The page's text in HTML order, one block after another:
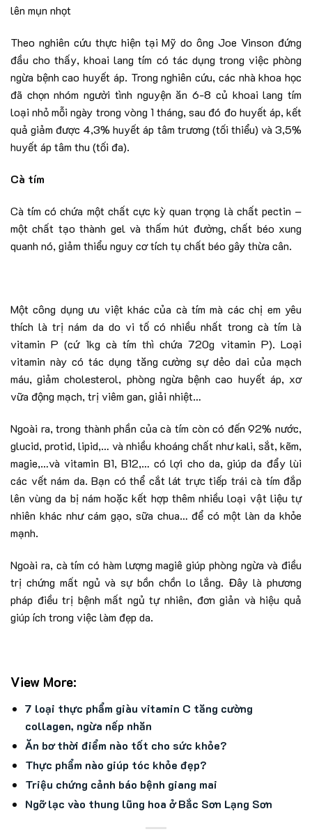
lên mụn nhọt
Theo nghiên cứu thực hiện tại Mỹ do ông Joe Vinson đứng
đầu cho thấy, khoai lang tím có tác dụng trong việc phòng
ngừa bệnh cao huyết áp. Trong nghiên cứu, các nhà khoa học
đã chọn nhóm người tình nguyện ăn 6-8 củ khoai lang tím
loại nhỏ mỗi ngày trong vòng 1 tháng, sau đó đo huyết áp, kết
quả giảm được 4,3% huyết áp tâm trương (tối thiểu) và 3,5%
huyết áp tâm thu (tối đa).
Cà tím
Cà tím có chứa một chất cực kỳ quan trọng là chất pectin –
một chất tạo thành gel và thấm hút đường, chất béo xung
quanh nó, giảm thiểu nguy cơ tích tụ chất béo gây thừa cân.
Một công dụng ưu việt khác của cà tím mà các chị em yêu
thích là trị nám da do vi tố có nhiều nhất trong cà tím là
vitamin P (cứ 1kg cà tím thì chứa 720g vitamin P). Loại
vitamin này có tác dụng tăng cường sự dẻo dai của mạch
máu, giảm cholesterol, phòng ngừa bệnh cao huyết áp, xơ
vữa động mạch, trị viêm gan, giải nhiệt…
Ngoài ra, trong thành phần của cà tím còn có đến 92% nước,
glucid, protid, lipid,… và nhiều khoáng chất như kali, sắt, kẽm,
magie,…và vitamin B1, B12,… có lợi cho da, giúp da đẩy lùi
các vết nám da. Bạn có thể cắt lát trực tiếp trái cà tím đắp
lên vùng da bị nám hoặc kết hợp thêm nhiều loại vật liệu tự
nhiên khác như cám gạo, sữa chua… để có một làn da khỏe
mạnh.
Ngoài ra, cà tím có hàm lượng magiê giúp phòng ngừa và điều
trị chứng mất ngủ và sự bồn chồn lo lắng. Đây là phương
pháp điều trị bệnh mất ngủ tự nhiên, đơn giản và hiệu quả
giúp ích trong việc làm đẹp da.
View More:
7 loại thực phẩm giàu vitamin C tăng cường
collagen, ngừa nếp nhăn
Ăn bơ thời điểm nào tốt cho sức khỏe?
Thực phẩm nào giúp tóc khỏe đẹp?
Triệu chứng cảnh báo bệnh giang mai
Ngỡ lạc vào thung lũng hoa ở Bắc Sơn Lạng Sơn